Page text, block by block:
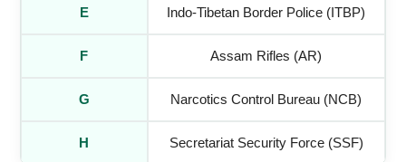
E Indo-Tibetan Border Police (ITBP)
F Assam Rifles (AR)
G Narcotics Control Bureau (NCB)
H Secretariat Security Force (SSF)